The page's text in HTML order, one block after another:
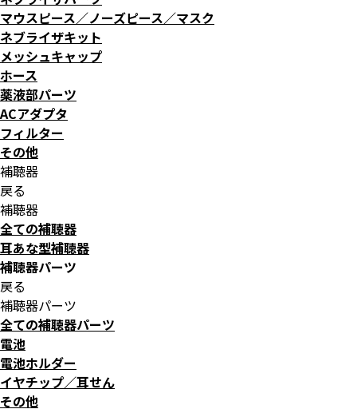
マウスピース／ノーズピース／マスク
ネブライザキット
メッシュキャップ
ホース
薬液部パーツ
ACアダプタ
フィルター
その他
補聴器
戻る
補聴器
全ての補聴器
耳あな型補聴器
補聴器パーツ
戻る
補聴器パーツ
全ての補聴器パーツ
電池
電池ホルダー
イヤチップ／耳せん
その他